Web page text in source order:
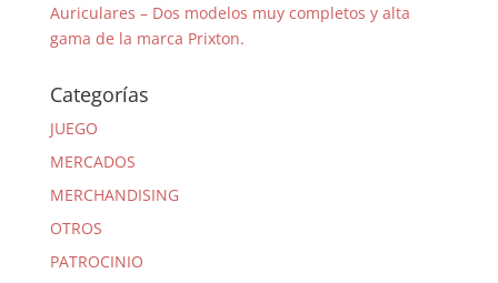
Auriculares – Dos modelos muy completos y alta
gama de la marca Prixton.
Categorías
JUEGO
MERCADOS
MERCHANDISING
OTROS
PATROCINIO